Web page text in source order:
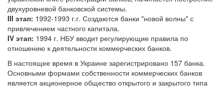
двухуровневой банковской системы.
III этап: 1992-1993 г.г. Создаются банки "новой волны" с
привлечением частного капитала.
IV этап: 1994 г. НБУ вводит регулирующие правила по
отношению к деятельности коммерческих банков.
В настоящее время в Украине зарегистрировано 157 банка.
Основными формами собственности коммерческих банков
является акционерное общество открытого и закрытого типа